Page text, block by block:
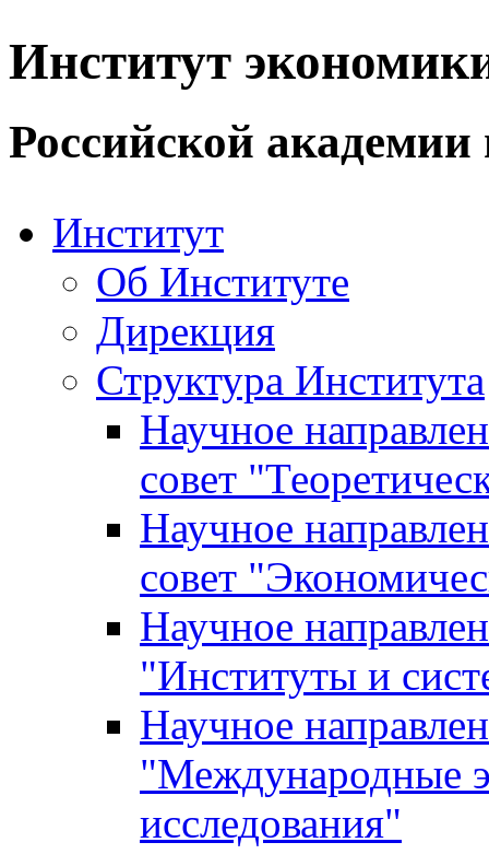
Институт
Российской академии
Институт
Об Институте
Дирекция
Структура Института
Научное
совет
Научное
совет
Научное
"Институты и
Научное
"Международные
исследования"